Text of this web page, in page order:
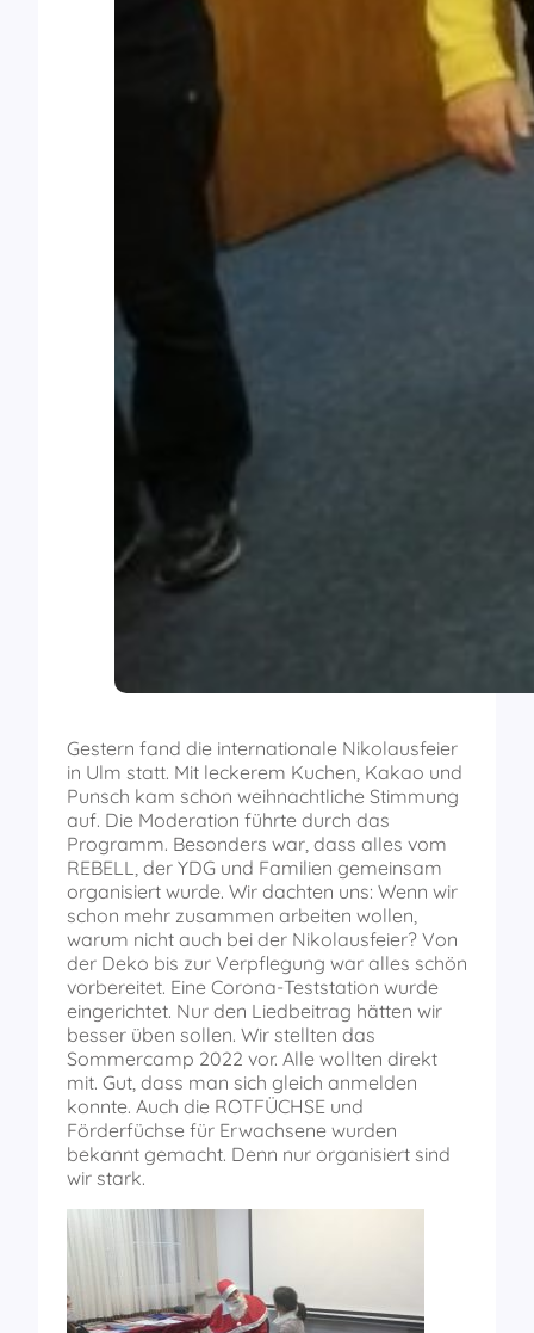
Gestern fand die internationale Nikolausfeier
in Ulm statt. Mit leckerem Kuchen, Kakao und
Punsch kam schon weihnachtliche Stimmung
auf. Die Moderation führte durch das
Programm. Besonders war, dass alles vom
REBELL, der YDG und Familien gemeinsam
organisiert wurde. Wir dachten uns: Wenn wir
schon mehr zusammen arbeiten wollen,
warum nicht auch bei der Nikolausfeier? Von
der Deko bis zur Verpflegung war alles schön
vorbereitet. Eine Corona-Teststation wurde
eingerichtet. Nur den Liedbeitrag hätten wir
besser üben sollen. Wir stellten das
Sommercamp 2022 vor. Alle wollten direkt
mit. Gut, dass man sich gleich anmelden
konnte. Auch die ROTFÜCHSE und
Förderfüchse für Erwachsene wurden
bekannt gemacht. Denn nur organisiert sind
wir stark.